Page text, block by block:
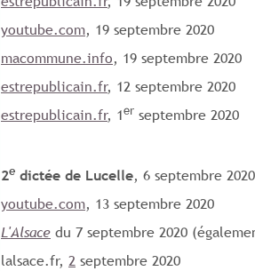
youtube.com, 19 septembre 2020
macommune.info, 19 septembre 2020
estrepublicain.fr, 12 septembre 2020
estrepublicain.fr, 1er septembre 2020
2e dictée de Lucelle, 6 septembre 2020
youtube.com, 13 septembre 2020
L'Alsace du 7 septembre 2020
lalsace.fr, 2 septembre 2020